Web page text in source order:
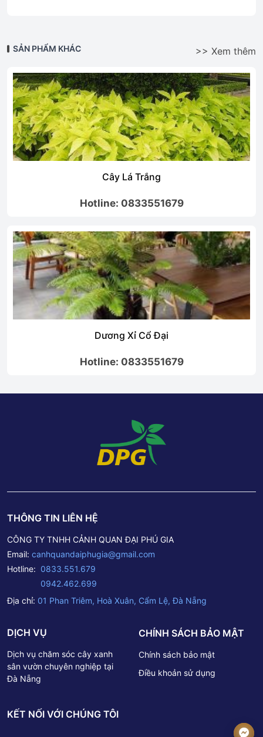
SẢN PHẨM KHÁC >> Xem thêm
Cây Lá Trắng
Hotline: 0833551679
Dương Xỉ Cổ Đại
Hotline: 0833551679
THÔNG TIN LIÊN HỆ
CÔNG TY TNHH CẢNH QUAN ĐẠI PHÚ GIA
Email: canhquandaiphugia@gmail.com
Hotline: 0833.551.679
0942.462.699
Địa chỉ: 01 Phan Triêm, Hoà Xuân, Cẩm Lệ, Đà Nẵng
DỊCH VỤ
Dịch vụ chăm sóc cây xanh
sân vườn chuyên nghiệp tại
Đà Nẵng
CHÍNH SÁCH BẢO MẬT
Chính sách bảo mật
Điều khoản sử dụng
KẾT NỐI VỚI CHÚNG TÔI